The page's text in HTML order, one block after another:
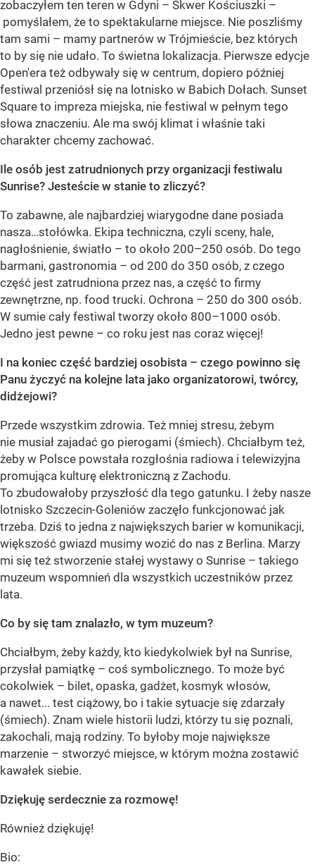
zobaczyłem ten teren w Gdyni – Skwer Kościuszki –
pomyślałem, że to spektakularne miejsce. Nie poszliśmy
tam sami – mamy partnerów w Trójmieście, bez których
to by się nie udało. To świetna lokalizacja. Pierwsze edycje
Open'era też odbywały się w centrum, dopiero później
festiwal przeniósł się na lotnisko w Babich Dołach. Sunset
Square to impreza miejska, nie festiwal w pełnym tego
słowa znaczeniu. Ale ma swój klimat i właśnie taki
charakter chcemy zachować.
Ile osób jest zatrudnionych przy organizacji festiwalu
Sunrise? Jesteście w stanie to zliczyć?
To zabawne, ale najbardziej wiarygodne dane posiada
nasza…stołówka. Ekipa techniczna, czyli sceny, hale,
nagłośnienie, światło – to około 200–250 osób. Do tego
barmani, gastronomia – od 200 do 350 osób, z czego
część jest zatrudniona przez nas, a część to firmy
zewnętrzne, np. food trucki. Ochrona – 250 do 300 osób.
W sumie cały festiwal tworzy około 800–1000 osób.
Jedno jest pewne – co roku jest nas coraz więcej!
I na koniec część bardziej osobista – czego powinno się
Panu życzyć na kolejne lata jako organizatorowi, twórcy,
didżejowi?
Przede wszystkim zdrowia. Też mniej stresu, żebym
nie musiał zajadać go pierogami (śmiech). Chciałbym też,
żeby w Polsce powstała rozgłośnia radiowa i telewizyjna
promująca kulturę elektroniczną z Zachodu.
To zbudowałoby przyszłość dla tego gatunku. I żeby nasze
lotnisko Szczecin-Goleniów zaczęło funkcjonować jak
trzeba. Dziś to jedna z największych barier w komunikacji,
większość gwiazd musimy wozić do nas z Berlina. Marzy
mi się też stworzenie stałej wystawy o Sunrise – takiego
muzeum wspomnień dla wszystkich uczestników przez
lata.
Co by się tam znalazło, w tym muzeum?
Chciałbym, żeby każdy, kto kiedykolwiek był na Sunrise,
przysłał pamiątkę – coś symbolicznego. To może być
cokolwiek – bilet, opaska, gadżet, kosmyk włosów,
a nawet... test ciążowy, bo i takie sytuacje się zdarzały
(śmiech). Znam wiele historii ludzi, którzy tu się poznali,
zakochali, mają rodziny. To byłoby moje największe
marzenie – stworzyć miejsce, w którym można zostawić
kawałek siebie.
Dziękuję serdecznie za rozmowę!
Również dziękuję!
Bio: